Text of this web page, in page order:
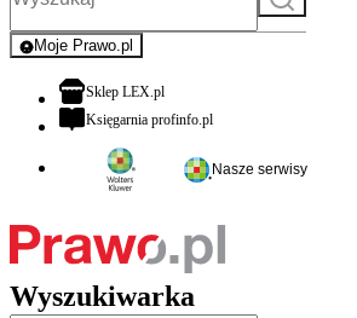
Moje Prawo.pl
- rejestracja i logowanie do serwisu
Sklep LEX.plotwiera się w nowej karcie
Księgarnia profinfo.plotwiera się w nowej karcie
Nasze serwisy
Wyszukiwarka